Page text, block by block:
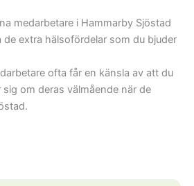
medarbetare i Hammarby Sjöstad
extra hälsofördelar som du bjuder
ofta får en känsla av att du
om deras välmående när de